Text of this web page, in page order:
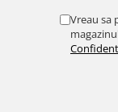
Vreau sa